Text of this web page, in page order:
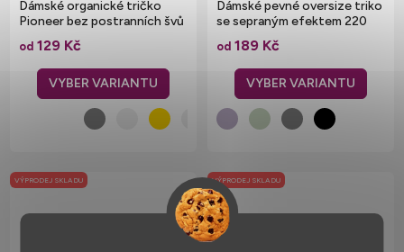
Dámské organické tričko
Pioneer bez postranních švů
od 129 Kč
Dámské pevné oversize triko
se sepraným efektem 220
od 189 Kč
VÝPRODEJ SKLADU VÝPRODEJ SKLADU